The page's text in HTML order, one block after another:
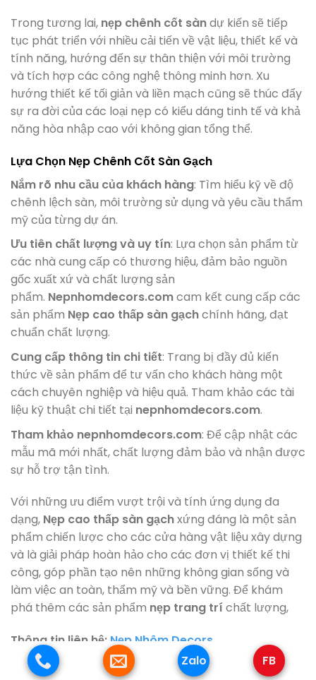
Trong tương lai, nẹp chênh cốt sàndự kiến sẽ tiếp
tục phát triển với nhiều cải tiến về vật liệu, thiết kế và
tính năng, hướng đến sự thân thiện với môi trường
và tích hợp các công nghệ thông minh hơn. Xu
hướng thiết kế tối giản và liền mạch cũng sẽ thúc đẩy
sự ra đời của các loại nẹp có kiểu dáng tinh tế và khả
năng hòa nhập cao với không gian tổng thể.
Lựa Chọn Nẹp Chênh Cốt Sàn Gạch
Nắm rõ nhu cầu của khách hàng: Tìm hiểu kỹ về độ
chênh lệch sàn, môi trường sử dụng và yêu cầu thẩm
mỹ của từng dự án.
Ưu tiên chất lượng và uy tín: Lựa chọn sản phẩm từ
các nhà cung cấp có thương hiệu, đảm bảo nguồn
gốc xuất xứ và chất lượng sản
phẩm. Nepnhomdecors.comcam kết cung cấp các
sản phẩm Nẹp cao thấp sàn gạchchính hãng, đạt
chuẩn chất lượng.
Cung cấp thông tin chi tiết: Trang bị đầy đủ kiến
thức về sản phẩm để tư vấn cho khách hàng một
cách chuyên nghiệp và hiệu quả. Tham khảo các tài
liệu kỹ thuật chi tiết tại nepnhomdecors.com.
Tham khảo nepnhomdecors.com: Để cập nhật các
mẫu mã mới nhất, chất lượng đảm bảo và nhận được
sự hỗ trợ tận tình.
Với những ưu điểm vượt trội và tính ứng dụng đa
dạng, Nẹp cao thấp sàn gạchxứng đáng là một sản
phẩm chiến lược cho các cửa hàng vật liệu xây dựng
và là giải pháp hoàn hảo cho các đơn vị thiết kế thi
công, góp phần tạo nên những không gian sống và
làm việc an toàn, thẩm mỹ và bền vững. Để khám
phá thêm các sản phẩm nẹp trang trí chất lượng,
Thông tin liên hệ: Nẹp Nhôm Decors
VP Đại Diện:
Thạch Bàn, Long Biên, Tp Hà Nội
Zalo FB